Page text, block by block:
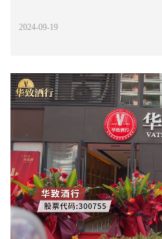
2024-09-19